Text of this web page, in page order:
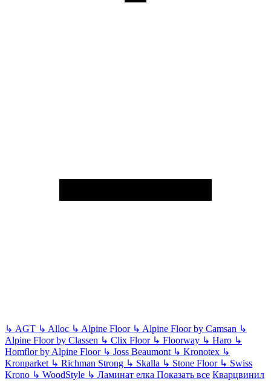
↳ AGT ↳ Alloc ↳ Alpine Floor ↳ Alpine Floor by Camsan ↳
Alpine Floor by Classen ↳ Clix Floor ↳ Floorway ↳ Haro ↳
Homflor by Alpine Floor ↳ Joss Beaumont ↳ Kronotex ↳
Kronparket ↳ Richman Strong ↳ Skalla ↳ Stone Floor ↳ Swiss
Krono ↳ WoodStyle ↳ Ламинат елка Показать все Кварцвинил